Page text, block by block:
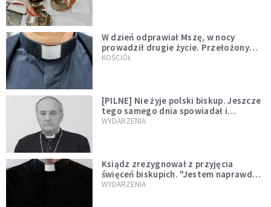
W dzień odprawiał Mszę, w nocy
prowadził drugie życie. Przełożony
kazał mu opuścić zakon
KOŚCIÓŁ
[PILNE] Nie żyje polski biskup. Jeszcze
tego samego dnia spowiadał i
sprawował Mszę świętą
WYDARZENIA
Ksiądz zrezygnował z przyjęcia
święceń biskupich. "Jestem naprawdę
niegodny"
WYDARZENIA